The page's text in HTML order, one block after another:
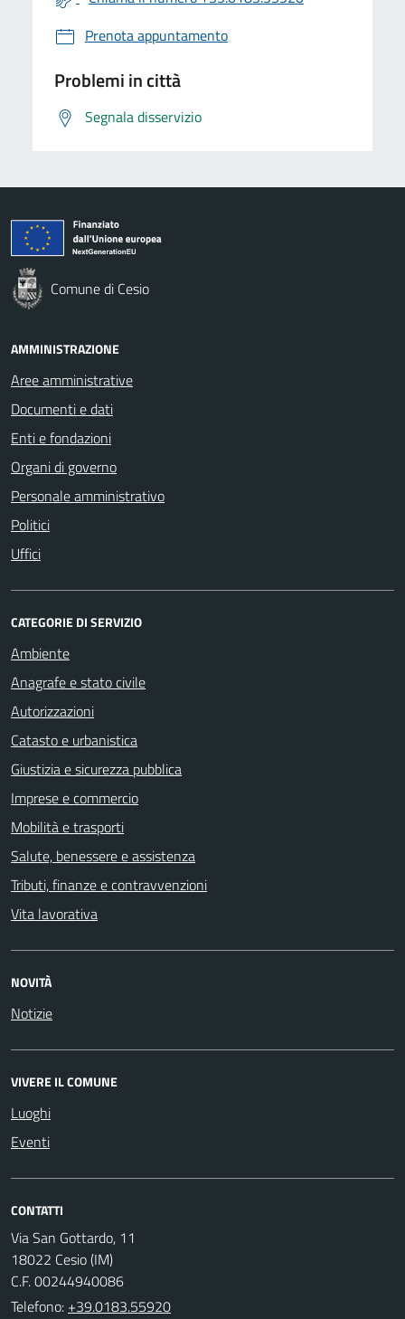
Prenota appuntamento
Problemi in città
Segnala disservizio
Comune di Cesio
AMMINISTRAZIONE
Aree amministrative
Documenti e dati
Enti e fondazioni
Organi di governo
Personale amministrativo
Politici
Uffici
CATEGORIE DI SERVIZIO
Ambiente
Anagrafe e stato civile
Autorizzazioni
Catasto e urbanistica
Giustizia e sicurezza pubblica
Imprese e commercio
Mobilità e trasporti
Salute, benessere e assistenza
Tributi, finanze e contravvenzioni
Vita lavorativa
NOVITÀ
Notizie
VIVERE IL COMUNE
Luoghi
Eventi
CONTATTI
Via San Gottardo, 11
18022 Cesio (IM)
C.F. 00244940086
Telefono: +39.0183.55920